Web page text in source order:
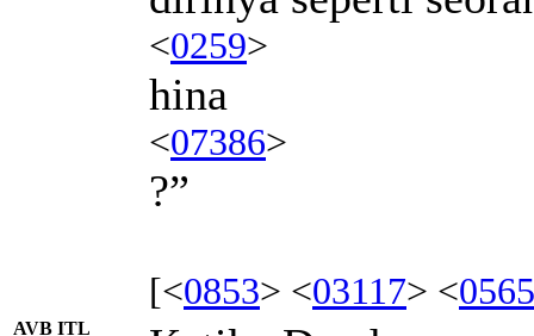
<0259>
hina
<07386>
?”
[<0853> <03117> <
AVB ITL